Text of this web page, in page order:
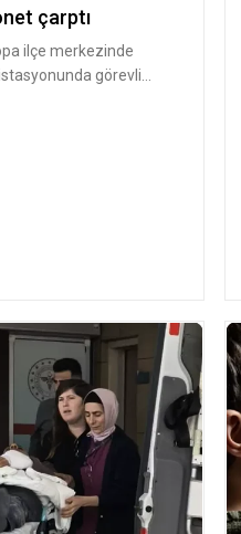
çarptı
ilçe merkezinde
görevli